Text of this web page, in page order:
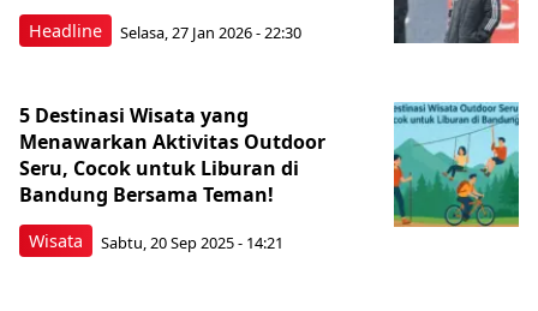
Headline Selasa, 27 Jan 2026 - 22:30
Wisata
5 Destinasi Wisata yang
Menawarkan Aktivitas Outdoor
Seru, Cocok untuk Liburan di
Bandung Bersama Teman!
Sabtu, 20 Sep 2025 - 14:21